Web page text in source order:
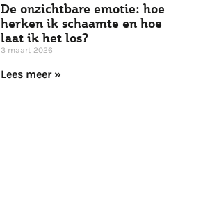
De onzichtbare emotie: hoe
herken ik schaamte en hoe
laat ik het los?
3 maart 2026
Lees meer »